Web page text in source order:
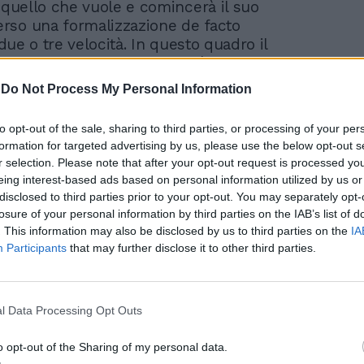
Do Not Process My Personal Information
opt-out of the sale, sharing to third parties, or processing of your
for targeted advertising by us, please use the below opt-out
selection. Please note that after your opt-out request is processed
interest-based ads based on personal information utilized by us
to third parties prior to your opt-out. You may separately
of your personal information by third parties on the IAB’s list of
This information may also be disclosed by us to third parties on the
Participants that may further disclose it to other third parties.
Data Processing Opt Outs
opt-out of the Sharing of my personal data.
che vuole e comincerà il suo
una formalizzazione de facto
o tre velocità. In questo quadro il
hanno rischi e opportunità. Il rischio,
è quello del taglio delle risorse,
degli investimenti pubblici, di un
autonomia impositiva,
lo spazio della Capitale e il suo rapporto
cogliere l'occasione per tagliare tutta
sfrondare gli enti inutili e le
mandare a casa il ceto
e mettere a posto i conti in coma della
Comune. Un'eredità in gran parte della
altri che verranno. Se questa è la
e Alemanno devono cominciare a
asperità, farsi più furbi degli avversari.